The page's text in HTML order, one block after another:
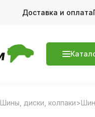
Доставка и оплата
Шины, диски, колпаки